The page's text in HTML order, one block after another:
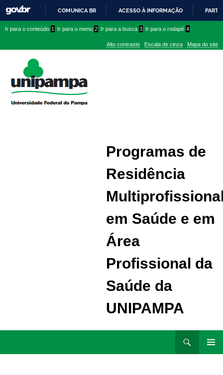
PARA
CONTEÚDO
COMUNICA BR ACESSO À INFORMAÇÃO
conteúdo
menu
superior
menu
Ir para o conteúdo 1 Ir para o menu 2 Ir para a busca 3 Ir para o rodapé 4
Alto contraste Escala de cinza Mapa do site
Programas de
Residência
em Saúde e em
Área
Profissional da
Saúde da
UNIPAMPA